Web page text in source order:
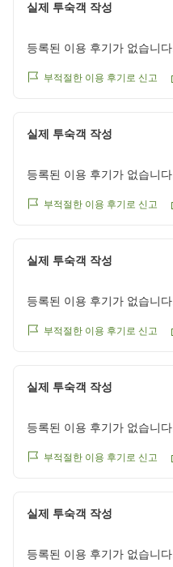
실제 투숙객 작성
등록된 이용 후기가 없습니다.
부적절한 이용 후기로 신고
실제 투숙객 작성
등록된 이용 후기가 없습니다.
부적절한 이용 후기로 신고
실제 투숙객 작성
등록된 이용 후기가 없습니다.
부적절한 이용 후기로 신고
실제 투숙객 작성
등록된 이용 후기가 없습니다.
부적절한 이용 후기로 신고
실제 투숙객 작성
등록된 이용 후기가 없습니다.